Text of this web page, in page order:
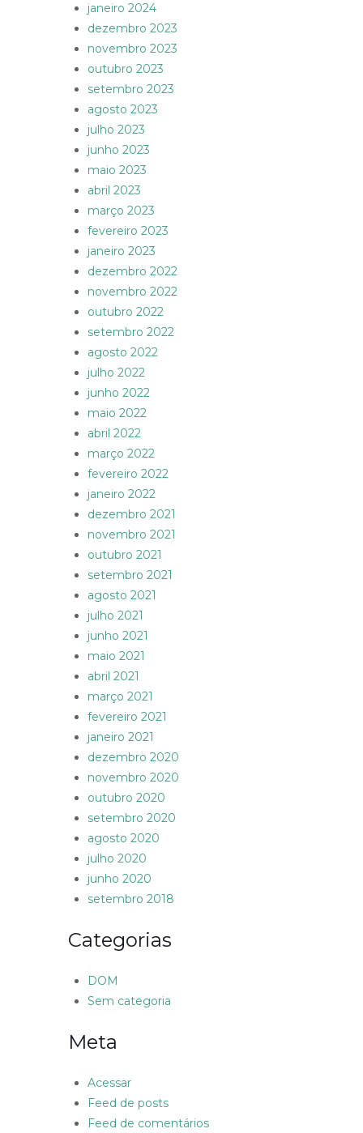
janeiro 2024
dezembro 2023
novembro 2023
outubro 2023
setembro 2023
agosto 2023
julho 2023
junho 2023
maio 2023
abril 2023
março 2023
fevereiro 2023
janeiro 2023
dezembro 2022
novembro 2022
outubro 2022
setembro 2022
agosto 2022
julho 2022
junho 2022
maio 2022
abril 2022
março 2022
fevereiro 2022
janeiro 2022
dezembro 2021
novembro 2021
outubro 2021
setembro 2021
agosto 2021
julho 2021
junho 2021
maio 2021
abril 2021
março 2021
fevereiro 2021
janeiro 2021
dezembro 2020
novembro 2020
outubro 2020
setembro 2020
agosto 2020
julho 2020
junho 2020
setembro 2018
Categorias
DOM
Sem categoria
Meta
Acessar
Feed de posts
Feed de comentários